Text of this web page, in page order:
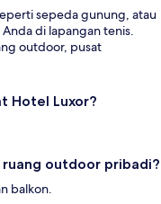
sepeda gunung, atau
di lapangan tenis.
outdoor, pusat
Hotel Luxor?
outdoor pribadi?
balkon.